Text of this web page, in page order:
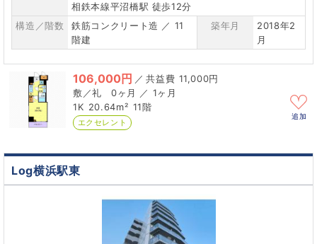
相鉄本線平沼橋駅 徒歩12分
構造／階数
鉄筋コンクリート造 ／ 11
階建
築年月
2018年2
月
106,000円 ／
11,000円
0ヶ月 ／ 1ヶ月
1K 20.64m² 11階
エクセレント
追加
Log横浜駅東